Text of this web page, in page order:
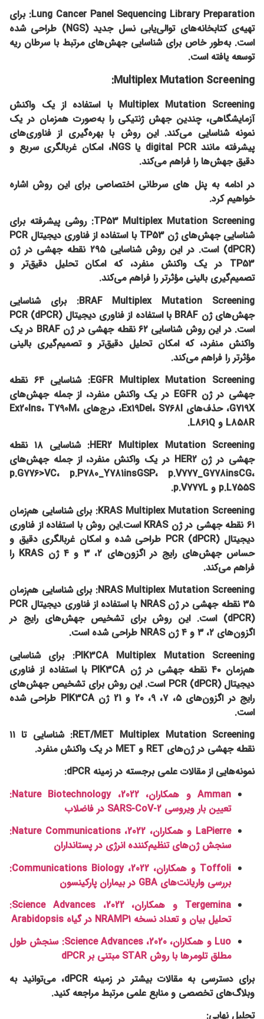
Lung Cancer Panel Sequencing Library Preparation: برای
تهیه‌ی کتابخانه‌های توالی‌یابی نسل جدید (NGS) طراحی شده
است. به‌طور خاص برای شناسایی جهش‌های مرتبط با سرطان ریه
توسعه یافته است.
Multiplex Mutation Screening:
Multiplex Mutation Screening با استفاده از یک واکنش
آزمایشگاهی، چندین جهش ژنتیکی را به‌صورت همزمان در یک
نمونه شناسایی می‌کند. این روش با بهره‌گیری از فناوری‌های
پیشرفته مانند digital PCR یا NGS، امکان غربالگری سریع و
دقیق جهش‌ها را فراهم می‌کند.
در ادامه به پنل های سرطانی اختصاصی برای این روش اشاره
خواهیم کرد.
TP53 Multiplex Mutation Screening: روشی پیشرفته برای
شناسایی جهش‌های ژن TP53 با استفاده از فناوری دیجیتال PCR
(dPCR) است. در این روش شناسایی ۲۹۵ نقطه جهشی در ژن
TP53 در یک واکنش منفرد، که امکان تحلیل دقیق‌تر و
تصمیم‌گیری بالینی مؤثرتر را فراهم می‌کند.​
BRAF Multiplex Mutation Screening:
برای شناسایی
جهش‌های ژن BRAF با استفاده از فناوری دیجیتال PCR (dPCR)
است. در این روش شناسایی ۶۲ نقطه جهشی در ژن BRAF در یک
واکنش منفرد، که امکان تحلیل دقیق‌تر و تصمیم‌گیری بالینی
مؤثرتر را فراهم می‌کند.​
EGFR Multiplex Mutation Screening:
شناسایی ۶۴ نقطه
جهشی در ژن EGFR در یک واکنش منفرد، از جمله جهش‌های
G719X، حذف‌های Ex19Del، S768I، درج‌های Ex20Ins، T790M،
L858R و L861Q.
HER2 Multiplex Mutation Screening:
شناسایی ۱۸ نقطه
جهشی در ژن HER2 در یک واکنش منفرد، از جمله جهش‌های
p.G776>VC، p.P780_Y781insGSP، p.V777_G778insCG،
p.L755S و p.V777L.
KRAS Multiplex Mutation Screening: برای شناسایی هم‌زمان
۶۱ نقطه جهشی در ژن KRAS است.
این روش با استفاده از فناوری
دیجیتال PCR (dPCR) طراحی شده و امکان غربالگری دقیق و
حساس جهش‌های رایج در اگزون‌های ۲، ۳ و ۴ ژن KRAS را
فراهم می‌کند.
NRAS Multiplex Mutation Screening: برای شناسایی هم‌زمان
۳۵ نقطه جهشی در ژن NRAS با استفاده از فناوری دیجیتال PCR
(dPCR) است. این روش برای تشخیص جهش‌های رایج در
اگزون‌های ۲، ۳ و ۴ ژن NRAS طراحی شده است.​
PIK3CA Multiplex Mutation Screening:
برای شناسایی
هم‌زمان ۴۰ نقطه جهشی در ژن PIK3CA با استفاده از فناوری
دیجیتال PCR (dPCR) است. این روش برای تشخیص جهش‌های
رایج در اگزون‌های ۵، ۷، 9، 20 و 21 ژن PIK3CA طراحی شده
است.​
RET/MET Multiplex Mutation Screening:
شناسایی تا ۱۱
نقطه جهشی در ژن‌های RET و MET در یک واکنش منفرد.​
نمونه‌هایی از مقالات علمی برجسته در زمینه dPCR:
Amman و همکاران، 2022، Nature Biotechnology:
تعیین بار ویروسی SARS-CoV-2 در فاضلاب
LaPierre و همکاران، 2022، Nature Communications:
سنجش ژن‌های تنظیم‌کننده انرژی در پستانداران
Toffoli و همکاران، 2022، Communications Biology:
بررسی واریانت‌های GBA در بیماران پارکینسون
Tergemina و همکاران، 2022، Science Advances:
تحلیل بیان و تعداد نسخه NRAMP1 در گیاه Arabidopsis
Luo و همکاران، 2020، Science Advances: سنجش طول
مطلق تلومرها با روش STAR مبتنی بر dPCR
برای دسترسی به مقالات بیشتر در زمینه dPCR، می‌توانید به
وبلاگ‌های تخصصی و منابع علمی مرتبط مراجعه کنید.
تحلیل نهایی: